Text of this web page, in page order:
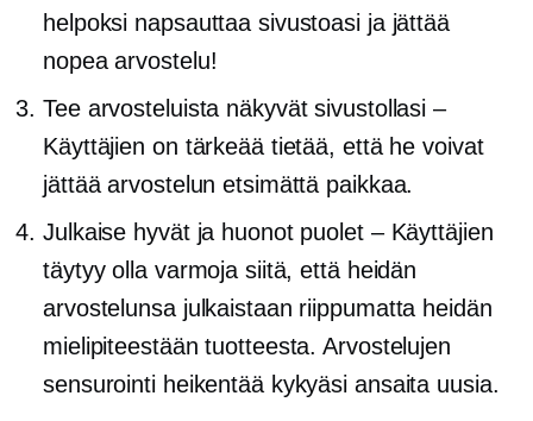
helpoksi napsauttaa sivustoasi ja jättää
nopea arvostelu!
Tee arvosteluista näkyvät sivustollasi –
Käyttäjien on tärkeää tietää, että he voivat
jättää arvostelun etsimättä paikkaa.
Julkaise hyvät ja huonot puolet – Käyttäjien
täytyy olla varmoja siitä, että heidän
arvostelunsa julkaistaan ​​riippumatta heidän
mielipiteestään tuotteesta. Arvostelujen
sensurointi heikentää kykyäsi ansaita uusia.